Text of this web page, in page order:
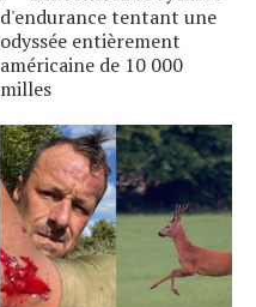
d'endurance tentant une
odyssée entièrement
américaine de 10 000
milles